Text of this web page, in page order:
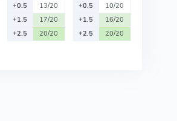
+0.5
13/20
+1.5
17/20
+2.5
20/20
+0.5
10/20
+1.5
16/20
+2.5
20/20